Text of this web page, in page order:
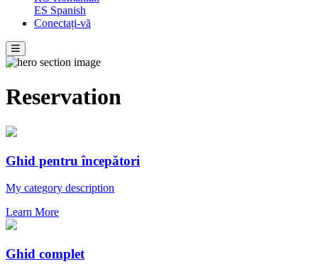
ES Spanish
Conectați-vă
Reservation
Ghid pentru începători
My category description
Learn More
Ghid complet